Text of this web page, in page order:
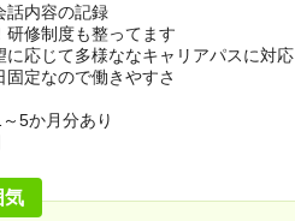
話内容の記録
研修制度も整ってます
に応じて多様ななキャリアパスに対応
固定なので働きやすさ
5か月分あり
気